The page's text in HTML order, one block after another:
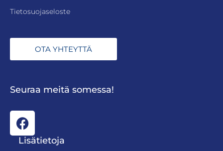
Tietosuojaseloste
OTA YHTEYTTÄ
Seuraa meitä somessa!
Lisätietoja